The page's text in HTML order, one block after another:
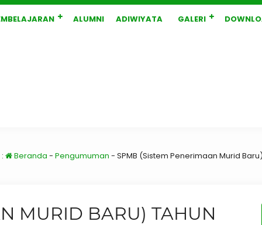
ALUMNI ADIWIYATA GALERI
Beranda - Pengumuman - SPMB (Sistem Penerimaan Murid
MURID BARU) TAHUN